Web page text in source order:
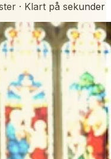
· Klart på sekunder